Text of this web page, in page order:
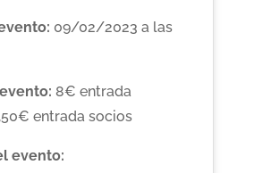
09/02/2023 a las
8€ entrada
entrada socios
evento: